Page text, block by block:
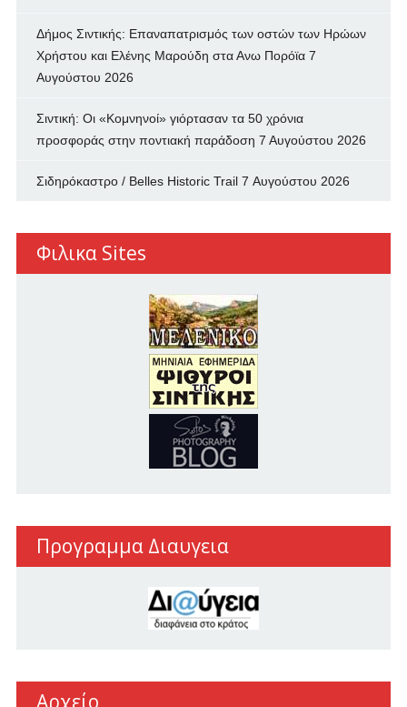
Δήμος Σιντικής: Επαναπατρισμός των oστών των Ηρώων
Χρήστου και Ελένης Μαρούδη στα Ανω Πορόϊα 7
Αυγούστου 2026
Σιντική: Οι «Κομνηνοί» γιόρτασαν τα 50 χρόνια
προσφοράς στην ποντιακή παράδοση 7 Αυγούστου 2026
Σιδηρόκαστρο / Belles Historic Trail 7 Αυγούστου 2026
Φιλικα Sites
Προγραμμα Διαυγεια
Αρχείο